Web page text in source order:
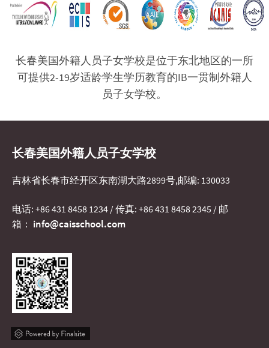
长春美国外籍人员子女学校是位于东北地区的一所
可提供2-19岁适龄学生学历教育的IB一贯制外籍人
员子女学校。
长春美国外籍人员子女学校
吉林省长春市经开区东南湖大路2899号,邮编: 130033
电话: +86 431 8458 1234 / 传真: +86 431 8458 2345 / 邮
箱： info@caisschool.com